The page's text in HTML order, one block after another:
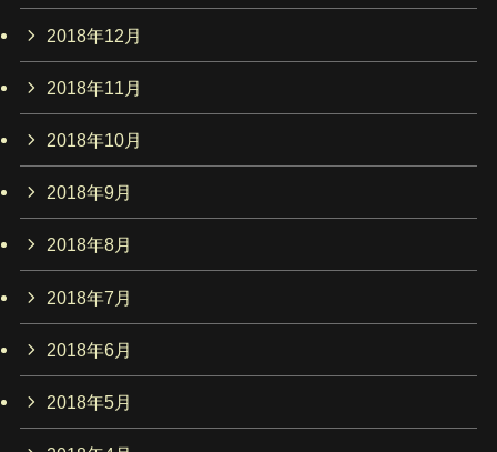
2018年12月
2018年11月
2018年10月
2018年9月
2018年8月
2018年7月
2018年6月
2018年5月